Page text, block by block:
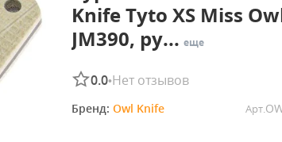
Knife Tyto XS Miss
JM390, ру... еще
0.0•Нет отзывов
Бренд: Owl Knife Арт.